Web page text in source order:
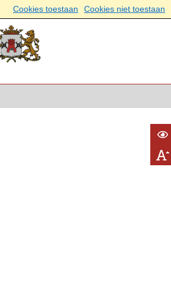
Cookies toestaan Cookies niet toestaan